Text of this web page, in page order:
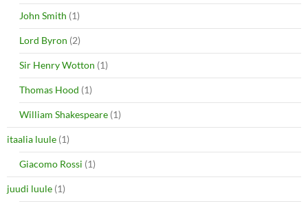
John Smith (1)
Lord Byron (2)
Sir Henry Wotton (1)
Thomas Hood (1)
William Shakespeare (1)
itaalia luule (1)
Giacomo Rossi (1)
juudi luule (1)